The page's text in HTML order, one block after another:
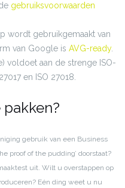
gebruiksvoorwaarden
wordt gebruikgemaakt van
van Google is AVG-ready.
voldoet aan de strenge ISO-
en ISO 27018.
gebruik van een Business
proof of the pudding’ doorstaat?
uit. Wilt u overstappen op
Eén ding weet u nu